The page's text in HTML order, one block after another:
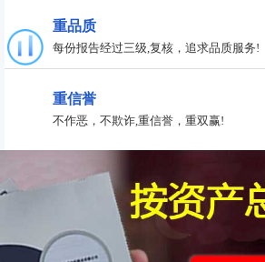
重品质
每份报告经过三级,复核，追求品质服务!
重信誉
不作恶，不欺诈,重信誉，重双赢!